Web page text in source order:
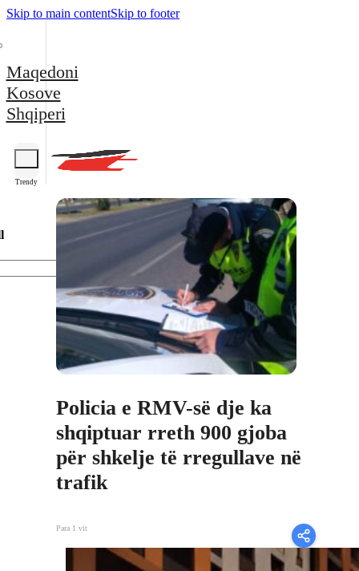
Skip to main contentSkip to footer
Maqedoni
Kosove
Shqiperi
Trendy
Policia e RMV-së dje ka
shqiptuar rreth 900 gjoba
për shkelje të rregullave në
trafik
Para 1 vit